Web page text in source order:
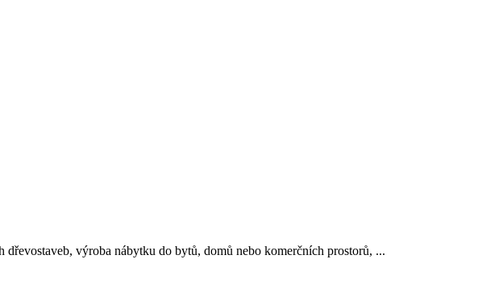
výroba nábytku do bytů, domů nebo komerčních prostorů, ...